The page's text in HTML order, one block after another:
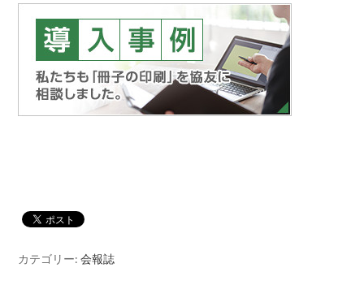
カテゴリー:会報誌